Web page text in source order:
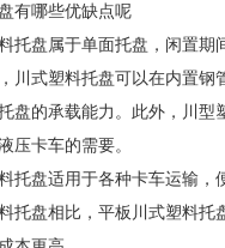
哪些优缺点呢
盘属于单面托盘，闲置期
川式塑料托盘可以在内置钢
盘的承载能力。此外，川型
压卡车的需要。
盘适用于各种卡车运输，
托盘相比，平板川式塑料托